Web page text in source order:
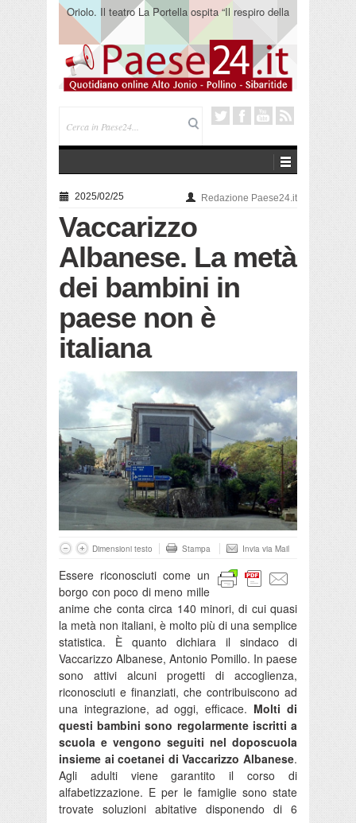
Oriolo. Il teatro La Portella ospita “Il respiro della
terra” del collettivo 365
2025/02/25 Redazione Paese24.it
Vaccarizzo
Albanese. La metà
dei bambini in
paese non è
italiana
Dimensioni testo Stampa Invia via Mail
Essere riconosciuti come un
borgo con poco di meno mille
anime che conta circa 140 minori, di cui quasi
la metà non italiani, è molto più di una semplice
statistica. È quanto dichiara il sindaco di
Vaccarizzo Albanese, Antonio Pomillo. In paese
sono attivi alcuni progetti di accoglienza,
riconosciuti e finanziati, che contribuiscono ad
una integrazione, ad oggi, efficace. Molti di
questi bambini sono regolarmente iscritti a
scuola e vengono seguiti nel doposcuola
insieme ai coetanei di Vaccarizzo Albanese.
Agli adulti viene garantito il corso di
alfabetizzazione. E per le famiglie sono state
trovate soluzioni abitative disponendo di 6